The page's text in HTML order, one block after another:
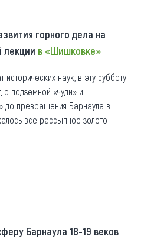
горного дела на
лекции в «Шишковке»
исторических наук, в эту субботу
о подземной «чуди» и
до превращения Барнаула в
все рассыпное золото
Барнаула 18-19 веков